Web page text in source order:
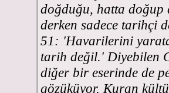
doğduğu, hatta doğup
derken sadece tarihçi
51: 'Havarilerini
tarih değil.' Diyebilen
diğer bir eserinde de
gözüküyor. Kuran